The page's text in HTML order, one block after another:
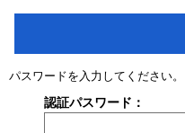
パスワードを入力してください。
認証パスワード：